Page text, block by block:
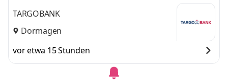
TARGOBANK
Dormagen
vor etwa 15 Stunden